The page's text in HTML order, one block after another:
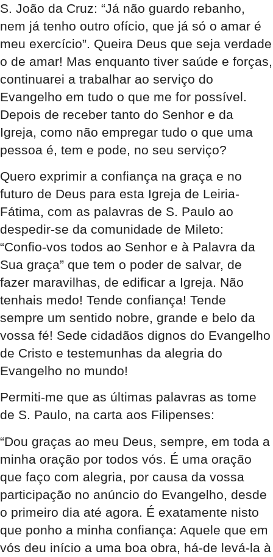
S. João da Cruz: “Já não guardo rebanho,
nem já tenho outro ofício, que já só o amar é
meu exercício”. Queira Deus que seja verdade
o de amar! Mas enquanto tiver saúde e forças,
continuarei a trabalhar ao serviço do
Evangelho em tudo o que me for possível.
Depois de receber tanto do Senhor e da
Igreja, como não empregar tudo o que uma
pessoa é, tem e pode, no seu serviço?
Quero exprimir a confiança na graça e no
futuro de Deus para esta Igreja de Leiria-
Fátima, com as palavras de S. Paulo ao
despedir-se da comunidade de Mileto:
“Confio-vos todos ao Senhor e à Palavra da
Sua graça” que tem o poder de salvar, de
fazer maravilhas, de edificar a Igreja. Não
tenhais medo! Tende confiança! Tende
sempre um sentido nobre, grande e belo da
vossa fé! Sede cidadãos dignos do Evangelho
de Cristo e testemunhas da alegria do
Evangelho no mundo!
Permiti-me que as últimas palavras as tome
de S. Paulo, na carta aos Filipenses:
“Dou graças ao meu Deus, sempre, em toda a
minha oração por todos vós. É uma oração
que faço com alegria, por causa da vossa
participação no anúncio do Evangelho, desde
o primeiro dia até agora. É exatamente nisto
que ponho a minha confiança: Aquele que em
vós deu início a uma boa obra, há-de levá-la à